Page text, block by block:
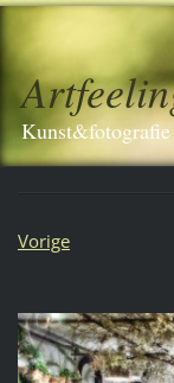
Kunst&fotografie
Vorige